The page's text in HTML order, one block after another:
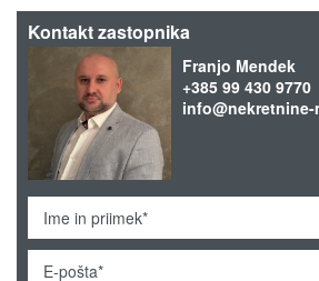
Kontakt zastopnika
Franjo Mendek
+385 99 430 9770
info@nekretnine-